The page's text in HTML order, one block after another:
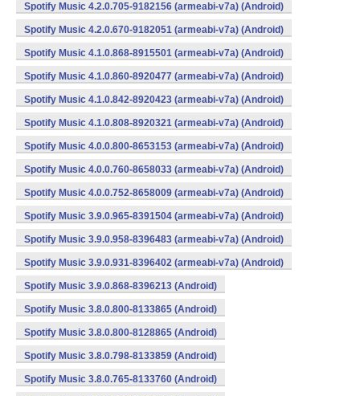
Spotify Music 4.2.0.705-9182156 (armeabi-v7a) (Android)
Spotify Music 4.2.0.670-9182051 (armeabi-v7a) (Android)
Spotify Music 4.1.0.868-8915501 (armeabi-v7a) (Android)
Spotify Music 4.1.0.860-8920477 (armeabi-v7a) (Android)
Spotify Music 4.1.0.842-8920423 (armeabi-v7a) (Android)
Spotify Music 4.1.0.808-8920321 (armeabi-v7a) (Android)
Spotify Music 4.0.0.800-8653153 (armeabi-v7a) (Android)
Spotify Music 4.0.0.760-8658033 (armeabi-v7a) (Android)
Spotify Music 4.0.0.752-8658009 (armeabi-v7a) (Android)
Spotify Music 3.9.0.965-8391504 (armeabi-v7a) (Android)
Spotify Music 3.9.0.958-8396483 (armeabi-v7a) (Android)
Spotify Music 3.9.0.931-8396402 (armeabi-v7a) (Android)
Spotify Music 3.9.0.868-8396213 (Android)
Spotify Music 3.8.0.800-8133865 (Android)
Spotify Music 3.8.0.800-8128865 (Android)
Spotify Music 3.8.0.798-8133859 (Android)
Spotify Music 3.8.0.765-8133760 (Android)